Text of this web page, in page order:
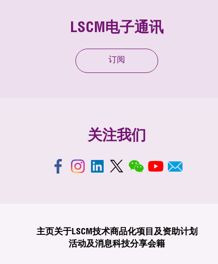
LSCM电子通讯
订阅
关注我们
主页关于LSCM技术商品化项目及资助计划
活动及消息科技分享会籍